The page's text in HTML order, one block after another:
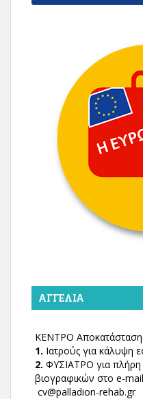
ΑΓΓΕΛΊΑ
ΚΕΝΤΡΟ
1. Ιατρούς για κάλυψη
2. ΦΥΣΙΑΤΡΟ για
βιογραφικών στο e-
cv@palladion-rehab.gr